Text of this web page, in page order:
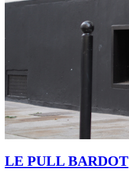
LE PULL BARDOT